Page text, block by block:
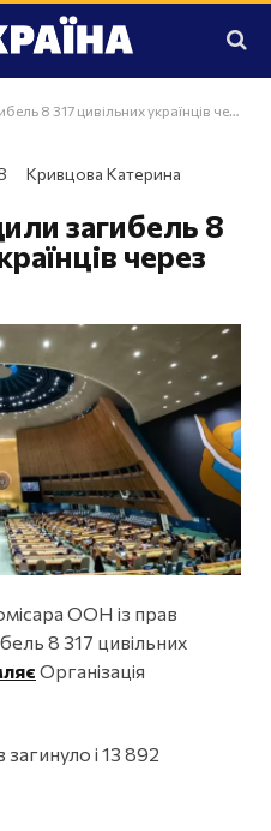
цивільних українців через агресію рф
Кривцова Катерина
загибель 8
через
ООН із прав
8 317 цивільних
Організація
і 13 892